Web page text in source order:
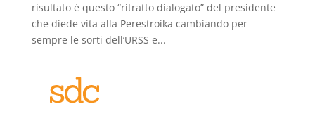
risultato è questo “ritratto dialogato” del presidente
che diede vita alla Perestroika cambiando per
sempre le sorti dell’URSS e...